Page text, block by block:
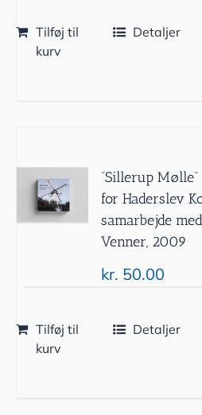
Tilføj til
kurv
Detaljer
”Sillerup
for Haderslev
samarbejde
Venner, 2009
kr. 50.00
Tilføj til
kurv
Detaljer